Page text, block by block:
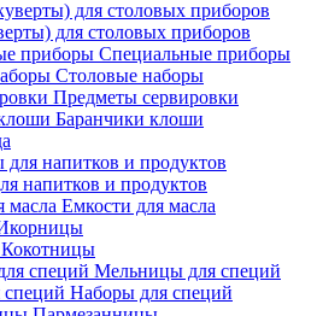
для столовых приборов
Специальные приборы
Столовые наборы
Предметы сервировки
Баранчики клоши
напитков и продуктов
Емкости для масла
Кокотницы
Мельницы для специй
Наборы для специй